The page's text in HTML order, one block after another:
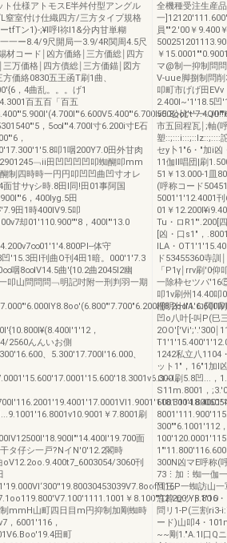
ト仕様アトモスE半舛付型アングル
窒室付け仕織四方/三方タイプ規格
tfTン1)-;¥I呼l祢I1&分内甘単糊
一ー8.4/9尺開局一3.9/4R関周4.5尺
材コード￨凶方価絡￨三方価総￨四方
万価格￨四方債総￨三方価錨￨図方
価絡0830五王函T刷1曲、
，4曲乱。。。げ1
百五百「百五
，5∞I"'4.700I寸6.200i寸E石
，
叩1咽200Y7.0田外甘肉
田凹凹凹凹叩蜘醐叩mm
制四時時一円円叩凹凹曲凹寸オレ
甘サγシ時.8田l同!田01事阿国
，400Iyg.5田
田1時400IV9.5叩
却01'110.900'"'8，400I"'13.0
体守
'15.3田l刊曲O刊4田1暗。000'1'7.3
咽8∞IV14.5曲'{10.2曲2045I2幽
叩山問問問﹁明記吋附一刑判羽一期
，
2560んんいお側
、5.300'17.700I'16.000、
，
￥7.8001刷
面
タ仔シ一戸?NイN'0'12.2閣時
3060刊
￥8.100"'12.200'Y8.8OO
mmH山町四日目m円抑制加剛蜘時
，6001'116，
田町
全機種受注生産
一
員""2.'00￥9.400
￥
マ@制一抑制問
V-uue脚捌制問削
叩町市げげ田
2.400I~'1'18.5凹
500公比一一
市五回程瓦￨;軸(
塑::;:::i:::;::lz::;::::
セy卜1"6・"加i凶
11伽Il唱団|刷
51￥13.000-1皿
(呼称コード
5001'1'12.4001
01￥
Tu・ロR1"'.200[
[凶・口s1"，
ILA・
ド53455360寺
「P1γ￨rrv刷'0仰
一除枠セツパ
叩1v刷州14.40叩
柵明什IlA.ロ阿l'
凹o八叶[-叫P(巳
2OO'['Vi';'.'300￨
1242私立八1104
ット1"，16"1加I
ロ~I刷5.8凹...，
S11m.8001，
300""6.1001'112
300N凶マE呼称(
73⋮加⋮蜘一伽一
回三P一蜘訪山
窓枠セット1'16
問リ1-P(三割ri3-
ード)山叩4・
~~剛1."A.1I口Q